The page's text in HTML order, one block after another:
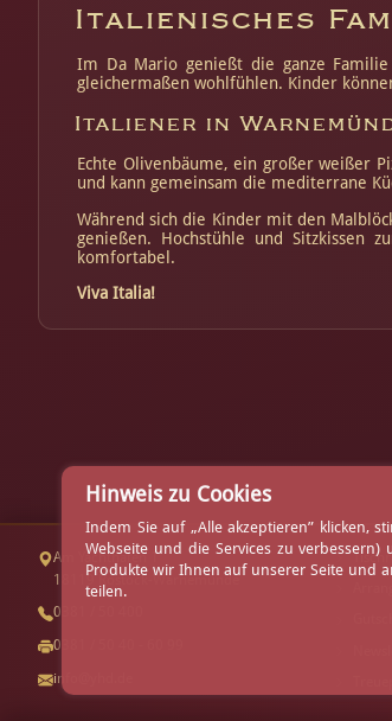
Italienisches
Im Da Mario genießt die ganze
gleichermaßen wohlfühlen. Kinder
Italiener in
Echte Olivenbäume, ein großer weißer
und kann gemeinsam die mediterrane
Während sich die Kinder mit den
genießen. Hochstühle und Sitzkissen
komfortabel.
Viva Italia!
Am Yachthafen 1
18119 Rostock-Warnemünde
0381 / 50 400
0381 / 50 40 - 60 99
info@yhd.de
Hinweis zu Cookies
Indem Sie auf „Alle akzeptieren” klicken,
Webseite und die Services zu
Produkte wir Ihnen auf unserer Seite und
teilen.